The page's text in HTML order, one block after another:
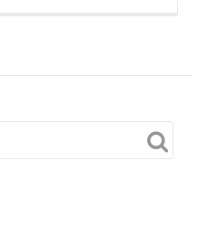
visite
jardin